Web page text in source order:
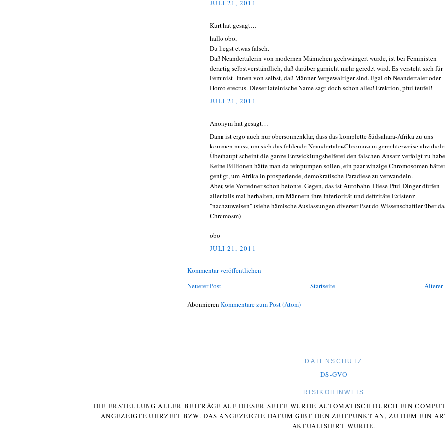
JULI 21, 2011
Kurt hat gesagt…
hallo obo,
Du liegst etwas falsch.
Daß Neandertalerin von modernen Männchen gechwängert wurde, ist bei Feministen
derartig selbstverständlich, daß darüber garnicht mehr geredet wird. Es versteht sich für
Feminist_Innen von selbst, daß Männer Vergewaltiger sind. Egal ob Neandertaler oder
Homo erectus. Dieser lateinische Name sagt doch schon alles! Erektion, pfui teufel!
JULI 21, 2011
Anonym hat gesagt…
Dann ist ergo auch nur obersonnenklar, dass das komplette Südsahara-Afrika zu uns
kommen muss, um sich das fehlende Neandertaler-Chromosom gerechterweise
Überhaupt scheint die ganze Entwicklungshelferei den falschen Ansatz verfolgt zu
Keine Billionen hätte man da reinpumpen sollen, ein paar winzige Chromosomen
genügt, um Afrika in prosperiende, demokratische Paradiese zu verwandeln.
Aber, wie Vorredner schon betonte. Gegen, das ist Autobahn. Diese Pfui-Dinger dürfen
allenfalls mal herhalten, um Männern ihre Inferiorität und defizitäre Existenz
"nachzuweisen" (siehe hämische Auslassungen diverser Pseudo-Wissenschaftler über
Chromosm)
obo
JULI 21, 2011
Kommentar veröffentlichen
Neuerer Post
Älterer
Startseite
Abonnieren Kommentare zum Post (Atom)
DATENSCHUTZ
DS-GVO
RISIKOHINWEIS
DIE ERSTELLUNG ALLER BEITRÄGE AUF DIESER SEITE WURDE AUTOMATISCH DURCH EIN
ANGEZEIGTE UHRZEIT BZW. DAS ANGEZEIGTE DATUM GIBT DEN ZEITPUNKT AN, ZU DEM EIN
AKTUALISIERT WURDE.